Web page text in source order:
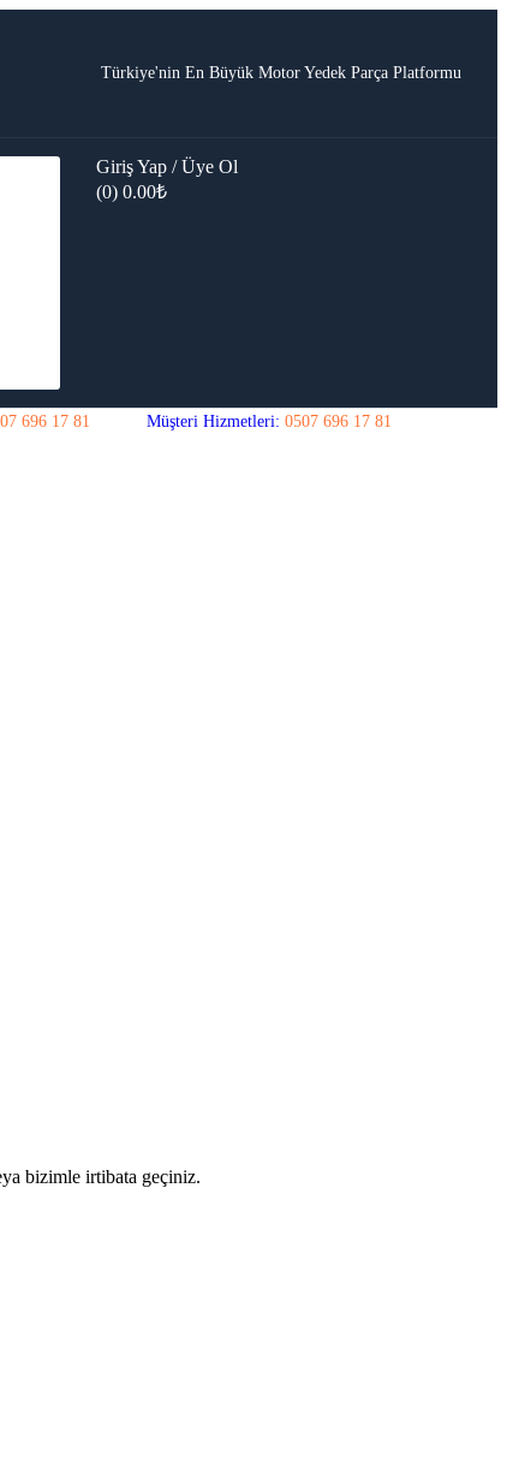
Türkiye'nin En Büyük Motor Yedek Parça Platformu
Giriş Yap / Üye Ol
(0) 0.00₺
696 17 81 Müşteri Hizmetleri: 0507 696 17 81
bizimle irtibata geçiniz.